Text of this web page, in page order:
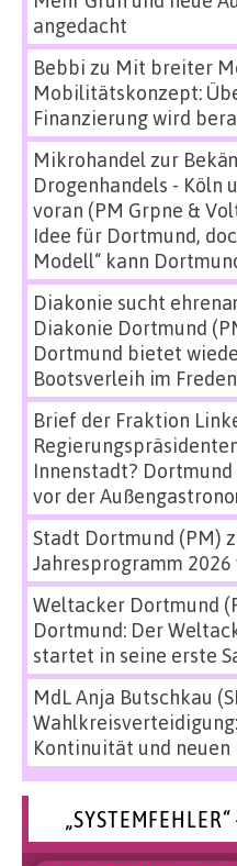
angedacht
Bebbi zu Mit breiter
Mobilitätskonzept:
Finanzierung wird
Mikrohandel zur
Drogenhandels - Köln
voran (PM Grpne &
Idee für Dortmund,
Modell“ kann
Diakonie sucht
Diakonie Dortmund
Dortmund bietet
Bootsverleih im
Brief der Fraktion
Innenstadt?
vor der
Stadt Dortmund (PM)
Jahresprogramm 2026
Weltacker Dortmund
Dortmund: Der
startet in seine erste
MdL Anja Butschkau
Kontinuität und neuen